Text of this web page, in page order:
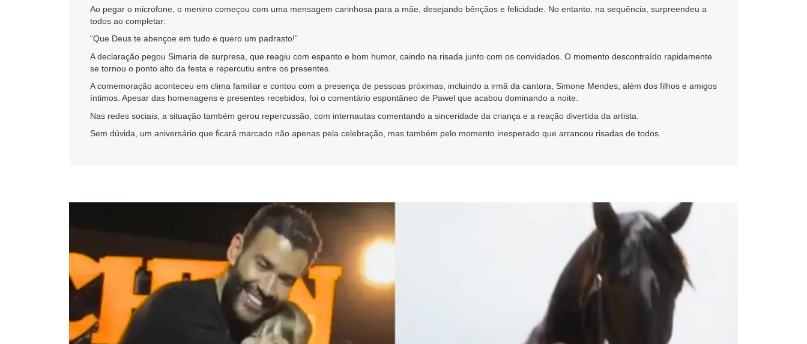
Ao pegar o microfone, o menino começou com uma mensagem carinhosa para a mãe, desejando bênçãos e felicidade. No entanto, na sequência, surpreendeu a
todos ao completar:
“Que Deus te abençoe em tudo e quero um padrasto!”
A declaração pegou Simaria de surpresa, que reagiu com espanto e bom humor, caindo na risada junto com os convidados. O momento descontraído rapidamente
se tornou o ponto alto da festa e repercutiu entre os presentes.
A comemoração aconteceu em clima familiar e contou com a presença de pessoas próximas, incluindo a irmã da cantora, Simone Mendes, além dos filhos e amigos
íntimos. Apesar das homenagens e presentes recebidos, foi o comentário espontâneo de Pawel que acabou dominando a noite.
Nas redes sociais, a situação também gerou repercussão, com internautas comentando a sinceridade da criança e a reação divertida da artista.
Sem dúvida, um aniversário que ficará marcado não apenas pela celebração, mas também pelo momento inesperado que arrancou risadas de todos.